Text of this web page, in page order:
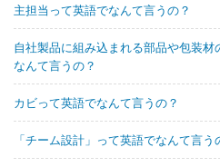
主担当って英語でなんて言うの？
自社製品に組み込まれる部品や包装
なんて言うの？
カビって英語でなんて言うの？
「チーム設計」って英語でなんて言う